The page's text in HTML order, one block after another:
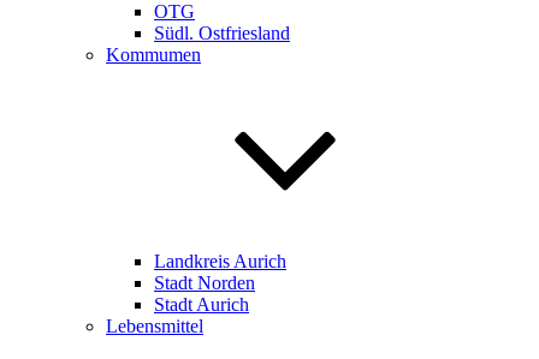
OTG
Südl. Ostfriesland
Kommumen
Landkreis Aurich
Stadt Norden
Stadt Aurich
Lebensmittel